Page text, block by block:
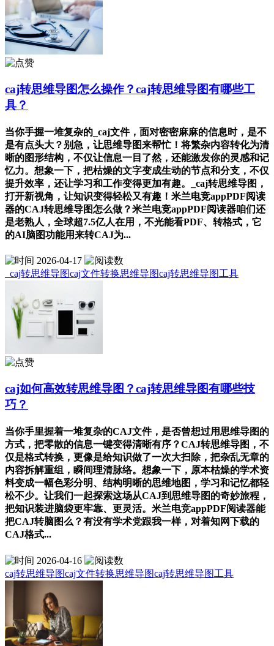
caj转思维导图怎么操作？caj转思维导图有哪些工
具？
当你手握一堆复杂的_caj文件，面对密密麻麻的信息时，是不
是有点头大？别急，让思维导图来帮忙！将繁杂内容转化为清
晰的图形结构，不仅让信息一目了然，还能激发你的灵感和记
忆力。想象一下，把枯燥的文字变成生动的节点和分支，不仅
提升效率，还让学习和工作变得更加有趣。_caj转思维导图，
打开新视角，让知识变得轻松又有趣！米兰电竞appPDF阅读
器的CAJ转思维导图怎么做？米兰电竞appPDF阅读器咱们还
是老熟人，全球超7.5亿人在用，不光能看PDF、转格式，它
的AI脑图功能用来转CAJ为...
2026-04-17
_caj转思维导图caj文件转换思维导图caj转思维导图工具
caj如何高效转思维导图？caj转思维导图有哪些技
巧？
当你手里握着一堆复杂的CAJ文件，是否曾想过用思维导图的
方式，把零散的信息一键变得清晰有序？CAJ转思维导图，不
仅是格式转换，更像是给知识做了一次大扫除，把杂乱无章的
内容拆解重组，瞬间理清脉络。想象一下，原本枯燥的学术资
料变成一幅色彩分明、结构明晰的思维地图，学习和记忆都轻
松不少。让我们一起探索这场从CAJ到思维导图的奇妙旅程，
把知识装进脑袋更牢靠、更灵活。米兰电竞appPDF阅读器能
把CAJ转脑图么？有没有学术党跟我一样，对着知网下载的
CAJ格式...
2026-04-16
caj转思维导图caj文件转换思维导图caj转思维导图工具